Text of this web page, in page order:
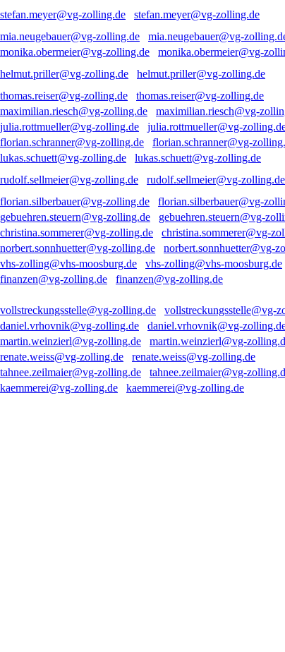
stefan.meyer@vg-zolling.de
mia.neugebauer@vg-
monika.obermeier@vg-
helmut.priller@vg-zolling.de
thomas.reiser@vg-zolling.de
maximilian.riesch@vg-
julia.rottmueller@vg-
florian.schranner@vg-
lukas.schuett@vg-zolling.de
rudolf.sellmeier@vg-zolling.de
florian.silberbauer@vg-
gebuehren.steuern@vg-
christina.sommerer@vg-
norbert.sonnhuetter@vg-
vhs-zolling@vhs-moosburg.de
finanzen@vg-zolling.de
vollstreckungsstelle@vg-
daniel.vrhovnik@vg-
martin.weinzierl@vg-
renate.weiss@vg-zolling.de
tahnee.zeilmaier@vg-
kaemmerei@vg-zolling.de